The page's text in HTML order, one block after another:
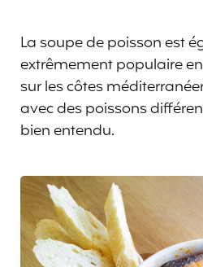
La soupe de poisson est
extrêmement populaire
sur les côtes
avec des poissons
bien entendu.